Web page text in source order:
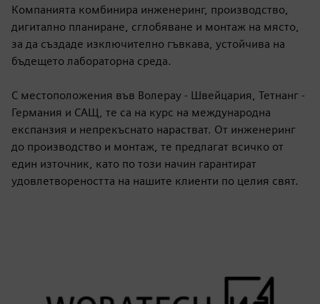
Компанията комбинира инженеринг, производство,
дигитално планиране, сглобяване и монтаж на място,
за да създаде изключително гъвкава, устойчива на
бъдещето лабораторна среда.
С местоположения във Волерау - Швейцария, Тетнанг -
Германия и САЩ, те са на курс на международна
експанзия и непрекъснато нарастват. От инженеринг
до производство и монтаж, те предлагат всичко от
един източник, като по този начин гарантират
удовлетвореността на нашите клиенти по целия свят.